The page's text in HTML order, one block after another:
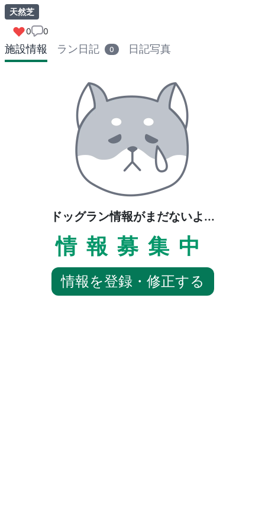
天然芝
0
0
施設情報 ラン日記 0 日記写真
ドッグラン情報がまだないよ...
情報募集中
情報を登録・修正する